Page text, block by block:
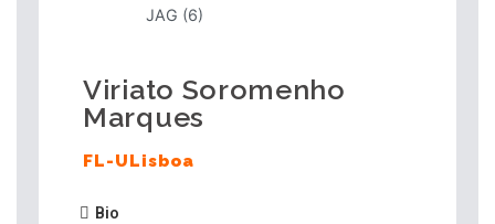
Viriato Soromenho
Marques
FL-ULisboa
Bio